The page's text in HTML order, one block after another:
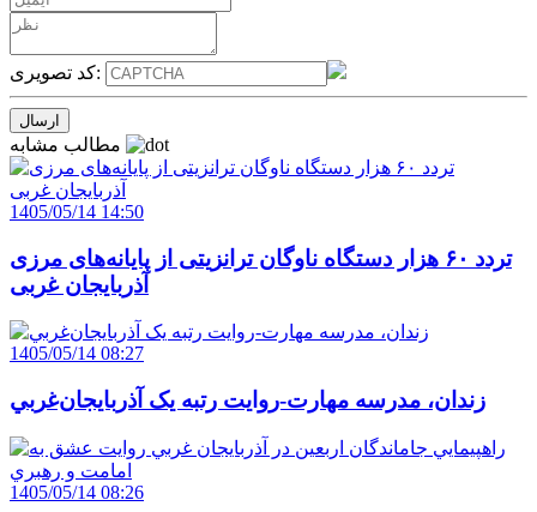
کد تصویری:
1405/05/14 14:50
تردد ۶۰ هزار دستگاه ناوگان ترانزیتی از پایانه‌های مرزی
آذربایجان ‌غربی
1405/05/14 08:27
زندان، مدرسه مهارت-روايت رتبه يک آذربايجان‌غربي
1405/05/14 08:26